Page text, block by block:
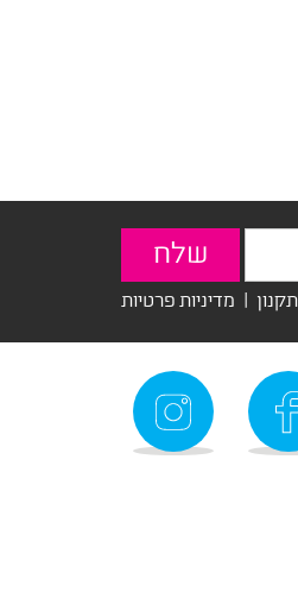
תקנון | מדיניות פרטיות